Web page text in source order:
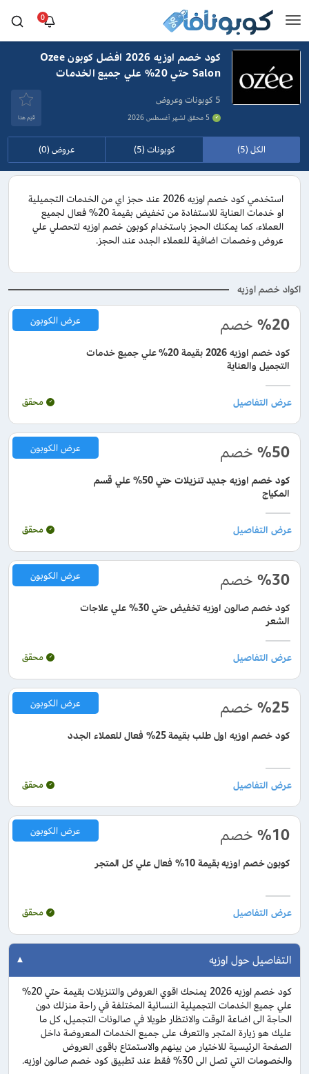
0
كود خصم اوزيه 2026 افضل كوبون Ozee
Salon حتي 20% علي جميع الخدمات
5 كوبونات وعروض
5 محقق لشهر أغسطس 2026 قيَم هذا
الكل (5) كوبونات (5) عروض (0)
استخدمي كود خصم اوزيه 2026 عند حجز اي من الخدمات التجميلية
او خدمات العناية للاستفادة من تخفيض بقيمة 20% فعال لجميع
العملاء، كما يمكنك الحجز باستخدام كوبون خصم اوزيه لتحصلي علي
عروض وخصمات اضافية للعملاء الجدد عند الحجز.
اكواد خصم اوزيه
%20 خصم
كود خصم اوزيه 2026 بقيمة 20% علي جميع خدمات
التجميل والعناية
عرض الكوبون
محقق
%50 خصم
كود خصم اوزيه جديد تنزيلات حتي 50% علي قسم
المكياج
عرض الكوبون
محقق
%30 خصم
كود خصم صالون اوزيه تخفيض حتي 30% علي علاجات
الشعر
عرض الكوبون
محقق
%25 خصم
كود خصم اوزيه اول طلب بقيمة 25% فعال للعملاء الجدد
عرض الكوبون
محقق
%10 خصم
كوبون خصم اوزيه بقيمة 10% فعال علي كل المتجر
عرض الكوبون
محقق
التفاصيل حول اوزيه
كود خصم اوزيه 2026 يمنحك اقوي العروض والتنزيلات بقيمة حتي 20%
علي جميع الخدمات التجميلية النسائية المختلفة في راحة منزلك دون
الحاجة الى اضاعة الوقت والانتظار طويلا في صالونات التجميل، كل ما
عليك هو زيارة المتجر والتعرف على جميع الخدمات المعروضة داخل
الصفحة الرئيسية للاختيار من بينهم والاستمتاع باقوى العروض
والخصومات التي تصل الى 30% فقط عند تطبيق كود خصم صالون اوزيه.